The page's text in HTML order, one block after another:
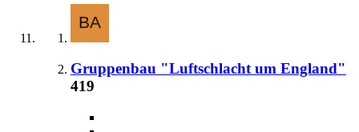
Gruppenbau "Luftschlacht um England"
419